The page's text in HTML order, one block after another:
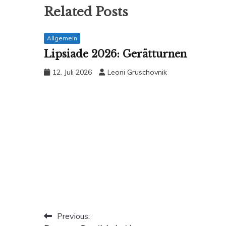
Related Posts
Allgemein
Lipsiade 2026: Gerätturnen
12. Juli 2026 Leoni Gruschovnik
Beitragsnavigation
Previous: